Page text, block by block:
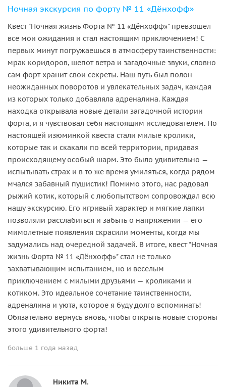
Ночная экскурсия по форту № 11 «Дёнхофф»
Квест "Ночная жизнь Форта № 11 «Дёнхофф»" превзошел
все мои ожидания и стал настоящим приключением! С
первых минут погружаешься в атмосферу таинственности:
мрак коридоров, шепот ветра и загадочные звуки, словно
сам форт хранит свои секреты. Наш путь был полон
неожиданных поворотов и увлекательных задач, каждая
из которых только добавляла адреналина. Каждая
находка открывала новые детали загадочной истории
форта, и я чувствовал себя настоящим исследователем. Но
настоящей изюминкой квеста стали милые кролики,
которые так и скакали по всей территории, придавая
происходящему особый шарм. Это было удивительно —
испытывать страх и в то же время умиляться, когда рядом
мчался забавный пушистик! Помимо этого, нас радовал
рыжий котик, который с любопытством сопровождал всю
нашу экскурсию. Его игривый характер и мягкие лапки
позволяли расслабиться и забыть о напряжении — его
мимолетные появления скрасили моменты, когда мы
задумались над очередной задачей. В итоге, квест "Ночная
жизнь Форта № 11 «Дёнхофф»" стал не только
захватывающим испытанием, но и веселым
приключением с милыми друзьями — кроликами и
котиком. Это идеальное сочетание таинственности,
адреналина и уюта, которое я буду долго вспоминать!
Обязательно вернусь вновь, чтобы открыть новые стороны
этого удивительного форта!
больше 1 года назад
Никита М.